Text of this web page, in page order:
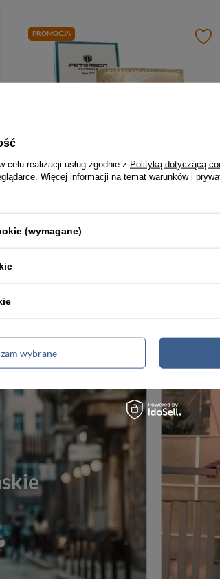
PROMOCJA
-5%
114,00 zł
celu realizacji usług zgodnie z Polityką dotyczącą
Więcej informacji na temat warunków i
(wymagane)
wybrane